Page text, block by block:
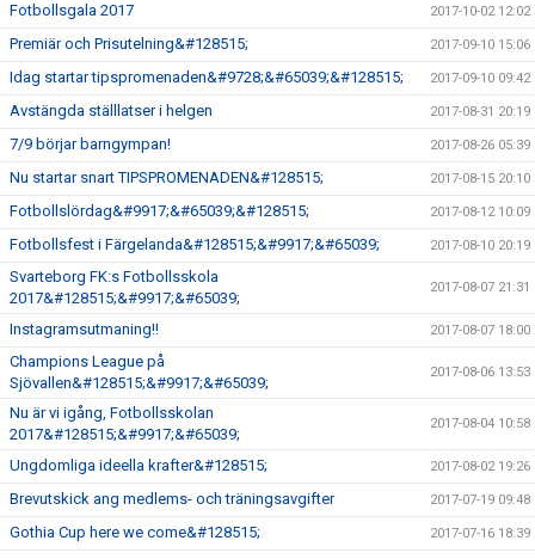
Fotbollsgala 2017 2017-10-02 12:02
Premiär och Prisutelning&#128515; 2017-09-10 15:06
Idag startar tipspromenaden&#9728;&#65039;&#128515; 2017-09-10 09:42
Avstängda ställlatser i helgen 2017-08-31 20:19
7/9 börjar barngympan! 2017-08-26 05:39
Nu startar snart TIPSPROMENADEN&#128515; 2017-08-15 20:10
Fotbollslördag&#9917;&#65039;&#128515; 2017-08-12 10:09
Fotbollsfest i Färgelanda&#128515;&#9917;&#65039; 2017-08-10 20:19
Svarteborg FK:s Fotbollsskola
2017&#128515;&#9917;&#65039;
2017-08-07 21:31
Instagramsutmaning!! 2017-08-07 18:00
Champions League på
Sjövallen&#128515;&#9917;&#65039;
2017-08-06 13:53
Nu är vi igång, Fotbollsskolan
2017&#128515;&#9917;&#65039;
2017-08-04 10:58
Ungdomliga ideella krafter&#128515; 2017-08-02 19:26
Brevutskick ang medlems- och träningsavgifter 2017-07-19 09:48
Gothia Cup here we come&#128515; 2017-07-16 18:39